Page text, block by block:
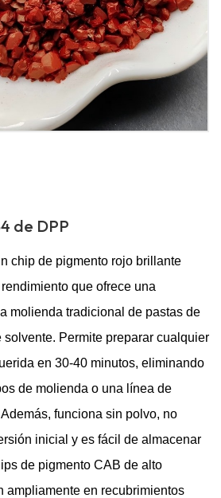
de DPP
chip de pigmento rojo brillante
que ofrece una
molienda tradicional de pastas de
solvente. Permite preparar cualquier
en 30-40 minutos, eliminando
de molienda o una línea de
funciona sin polvo, no
inicial y es fácil de almacenar
de pigmento CAB de alto
ampliamente en recubrimientos